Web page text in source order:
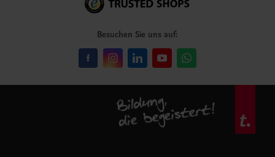
Besuchen Sie uns auf: